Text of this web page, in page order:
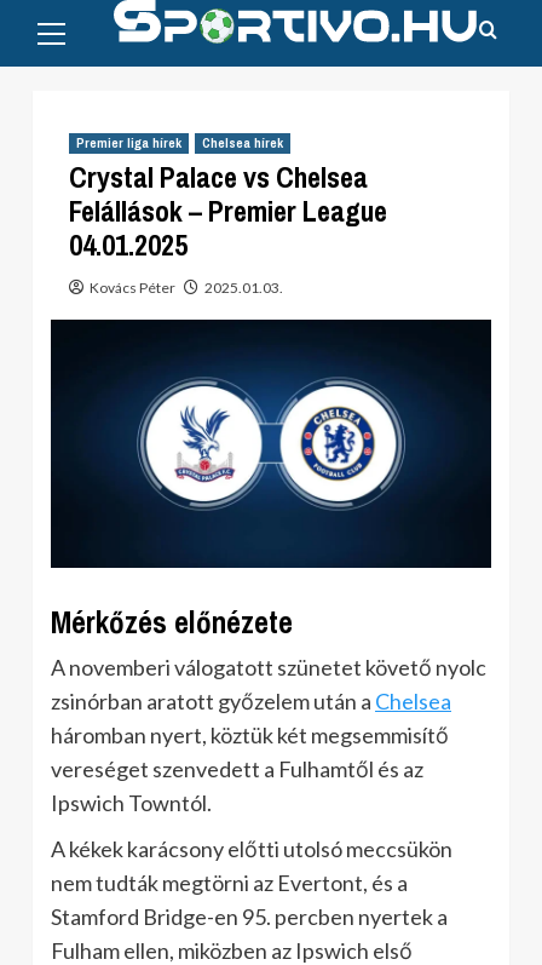
content
Menu
Premier liga hírek Chelsea hírek
Crystal Palace vs Chelsea
Felállások – Premier League
04.01.2025
Kovács Péter 2025.01.03.
Mérkőzés előnézete
A novemberi válogatott szünetet követő nyolc
zsinórban aratott győzelem után a Chelsea
háromban nyert, köztük két megsemmisítő
vereséget szenvedett a Fulhamtől és az
Ipswich Towntól.
A kékek karácsony előtti utolsó meccsükön
nem tudták megtörni az Evertont, és a
Stamford Bridge-en 95. percben nyertek a
Fulham ellen, miközben az Ipswich első